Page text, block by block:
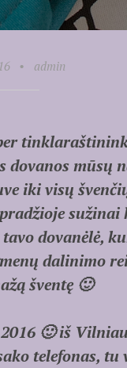
• admin
mūsų
iki visų
dovanėlė,
dalinimo
šventę 🙂
🙂 iš
telefonas, tu